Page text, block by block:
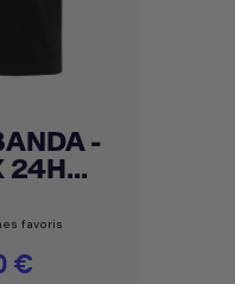
-
24H...
favoris
€